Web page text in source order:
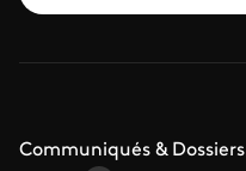
Communiqués & Dossiers